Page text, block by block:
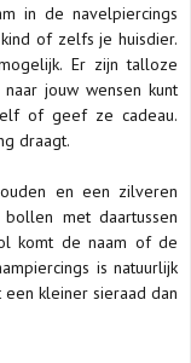
in de navelpiercings
of zelfs je huisdier.
Er zijn talloze
jouw wensen kunt
of geef ze cadeau.
draagt.
en een zilveren
met daartussen
komt de naam of de
is natuurlijk
een kleiner sieraad dan